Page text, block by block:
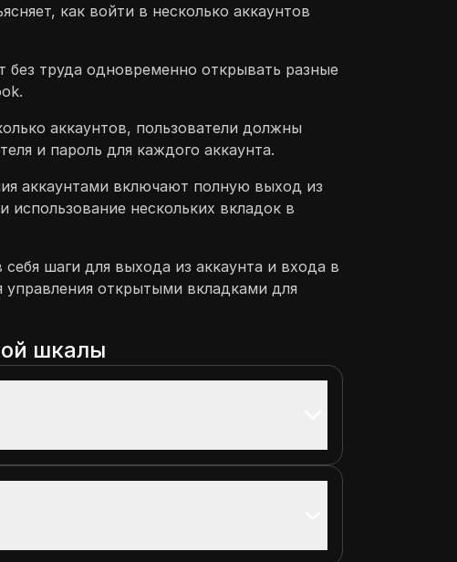
как войти в несколько аккаунтов
без труда одновременно открывать разные
аккаунтов, пользователи должны
и пароль для каждого аккаунта.
аккаунтами включают полную выход из
использование нескольких вкладок в
себя шаги для выхода из аккаунта и входа в
управления открытыми вкладками для
шкалы